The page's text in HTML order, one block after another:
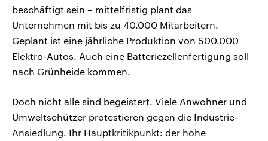
beschäftigt sein – mittelfristig plant das
Unternehmen mit bis zu 40.000 Mitarbeitern.
Geplant ist eine jährliche Produktion von 500.000
Elektro-Autos. Auch eine Batteriezellenfertigung soll
nach Grünheide kommen.
Doch nicht alle sind begeistert. Viele Anwohner und
Umweltschützer protestieren gegen die Industrie-
Ansiedlung. Ihr Hauptkritikpunkt: der hohe